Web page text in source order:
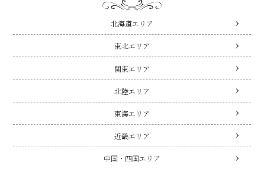
北海道エリア
東北エリア
関東エリア
北陸エリア
東海エリア
近畿エリア
中国・四国エリア